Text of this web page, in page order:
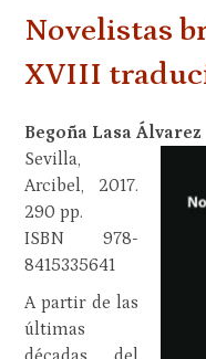
Novelistas
XVIII
Begoña Lasa Álvarez
Sevilla,
Arcibel, 2017.
290 pp.
ISBN 978-
8415335641
A partir de las
últimas